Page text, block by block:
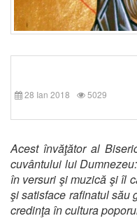
28 Ian 2018 5029
Acest învăţător al
cuvântului lui
în versuri şi muzică şi îl
şi satisface rafinatul său
credinţa în cultura